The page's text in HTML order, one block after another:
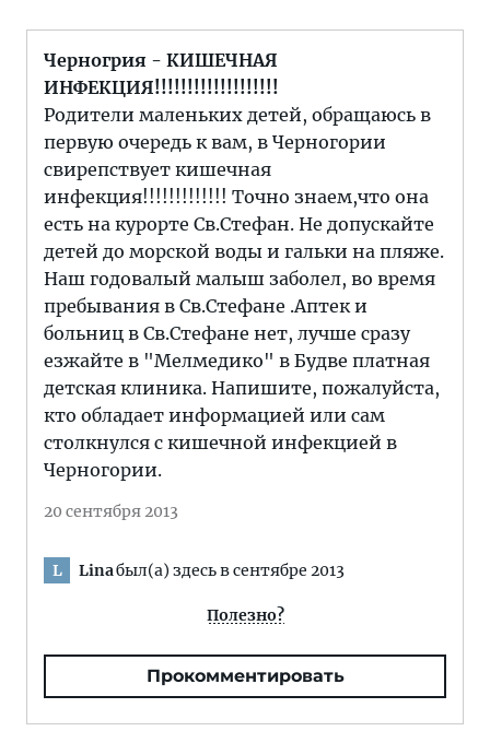
Черногрия - КИШЕЧНАЯ
ИНФЕКЦИЯ!!!!!!!!!!!!!!!!!!!
Родители маленьких детей, обращаюсь в
первую очередь к вам, в Черногории
свирепствует кишечная
инфекция!!!!!!!!!!!!! Точно знаем,что она
есть на курорте Св.Стефан. Не допускайте
детей до морской воды и гальки на пляже.
Наш годовалый малыш заболел, во время
пребывания в Св.Стефане .Аптек и
больниц в Св.Стефане нет, лучше сразу
езжайте в "Мелмедико" в Будве платная
детская клиника. Напишите, пожалуйста,
кто обладает информацией или сам
столкнулся с кишечной инфекцией в
Черногории.
20 сентября 2013
L Linaбыл(а) здесь в сентябре 2013
Полезно?
Прокомментировать